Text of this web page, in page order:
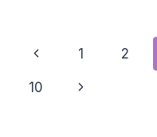
KATRE
JA
Page
navigation
Previous
Page
1 2
10
Next